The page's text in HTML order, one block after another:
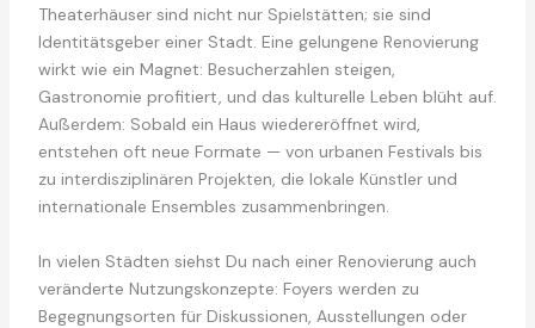
Theaterhäuser sind nicht nur Spielstätten; sie sind
Identitätsgeber einer Stadt. Eine gelungene Renovierung
wirkt wie ein Magnet: Besucherzahlen steigen,
Gastronomie profitiert, und das kulturelle Leben blüht auf.
Außerdem: Sobald ein Haus wiedereröffnet wird,
entstehen oft neue Formate — von urbanen Festivals bis
zu interdisziplinären Projekten, die lokale Künstler und
internationale Ensembles zusammenbringen.
In vielen Städten siehst Du nach einer Renovierung auch
veränderte Nutzungskonzepte: Foyers werden zu
Begegnungsorten für Diskussionen, Ausstellungen oder